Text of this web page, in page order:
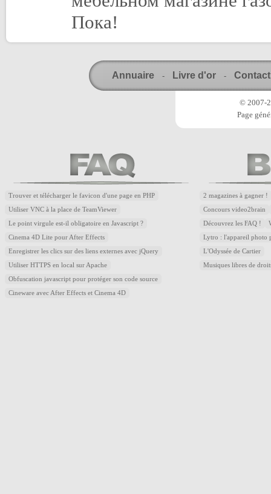
Пока!
Annuaire - Livre d'or - Contact
© 2007-
Page
Trouver et télécharger le favicon d'une page en PHP
Utiliser VNC à la place de TeamViewer
Le point virgule est-il obligatoire en Javascript ?
Cinema 4D Lite pour After Effects
Enregistrer les clics sur des liens externes avec jQuery
Utiliser HTTPS en local sur Apache
Obfuscation javascript pour protéger son code source
Cineware avec After Effects et Cinema 4D
2 magazines à gagner !
Concours video2brain
Découvrez les FAQ !
Lytro : l'appareil photo
L'Odyssée de Cartier
Musiques libres de